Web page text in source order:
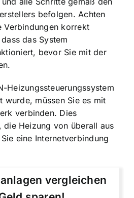
befolgen. Achten
Verbindungen korrekt
das System
bevor Sie mit der
Heizungssteuerungssystem
müssen Sie es mit
verbinden. Dies
die Heizung von überall aus
eine Internetverbindung
vergleichen